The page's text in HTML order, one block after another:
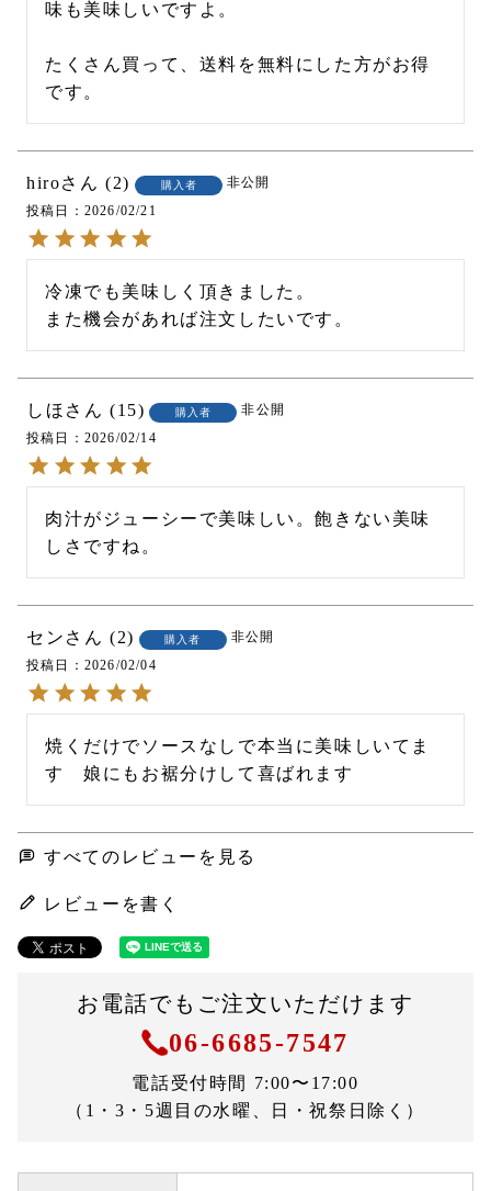
味も美味しいですよ。
たくさん買って、送料を無料にした方がお得
です。
hiro 2 購入者
非公開
投稿日
2026/02/21
冷凍でも美味しく頂きました。
また機会があれば注文したいです。
しほ 15 購入者
非公開
投稿日
2026/02/14
肉汁がジューシーで美味しい。飽きない美味
しさですね。
セン 2 購入者
非公開
投稿日
2026/02/04
焼くだけでソースなしで本当に美味しいてま
す　娘にもお裾分けして喜ばれます
すべてのレビューを見る
レビューを書く
お電話でもご注文いただけます
06-6685-7547
電話受付時間 7:00〜17:00
（1・3・5週目の水曜、日・祝祭日除く）